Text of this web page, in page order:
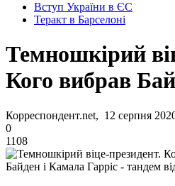
Вступ України в ЄС
Теракт в Барселоні
Темношкірий
Кого вибрав
Корреспондент.net, 12 серпня
0
1108
Байден і Камала Гарріс - тандем